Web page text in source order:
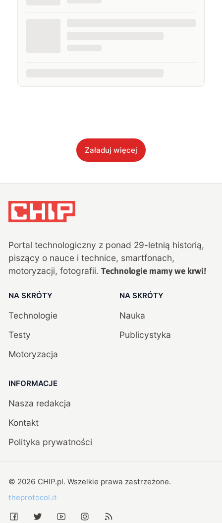
Załaduj więcej
Portal technologiczny z ponad 29-letnią historią,
piszący o nauce i technice, smartfonach,
motoryzacji, fotografii. Technologie mamy we krwi!
NA SKRÓTY
Technologie
Testy
Motoryzacja
NA SKRÓTY
Nauka
Publicystyka
INFORMACJE
Nasza redakcja
Kontakt
Polityka prywatności
© 2026 CHIP.pl. Wszelkie prawa zastrzeżone.
theprotocol.it